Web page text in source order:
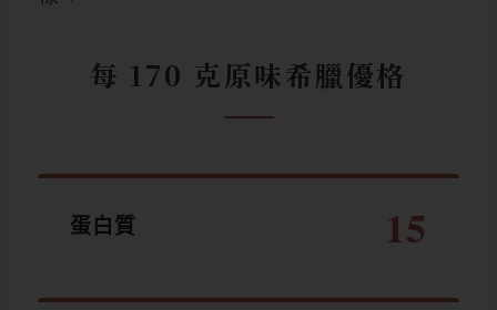
每 170 克原味希臘優格
15
蛋白質